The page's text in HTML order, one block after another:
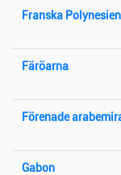
Franska Polynesien
Färöarna
Förenade
Gabon